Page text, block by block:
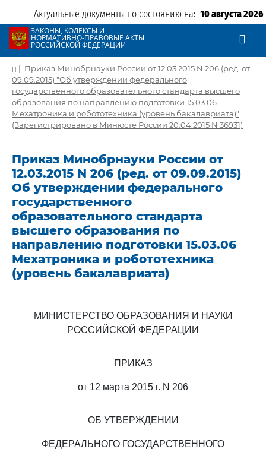
Актуальные документы по состоянию на: 10 августа 2026
ЗАКОНЫ, КОДЕКСЫ И
НОРМАТИВНО-ПРАВОВЫЕ АКТЫ
РОССИЙСКОЙ ФЕДЕРАЦИИ
| Приказ Минобрнауки России от 12.03.2015 N 206 (ред. от
09.09.2015) "Об утверждении федерального
государственного образовательного стандарта высшего
образования по направлению подготовки 15.03.06
Мехатроника и робототехника (уровень бакалавриата)"
(Зарегистрировано в Минюсте России 20.04.2015 N 36931)
Приказ Минобрнауки России от
12.03.2015 N 206 (ред. от 09.09.2015)
Об утверждении федерального
государственного
образовательного стандарта
высшего образования по
направлению подготовки 15.03.06
Мехатроника и робототехника
(уровень бакалавриата)
МИНИСТЕРСТВО ОБРАЗОВАНИЯ И НАУКИ
РОССИЙСКОЙ ФЕДЕРАЦИИ
ПРИКАЗ
от 12 марта 2015 г. N 206
ОБ УТВЕРЖДЕНИИ
ФЕДЕРАЛЬНОГО ГОСУДАРСТВЕННОГО